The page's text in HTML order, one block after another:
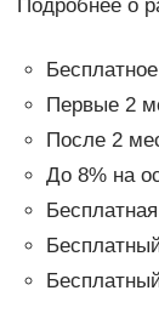
Подробнее о
Первые 2
После 2
До 8% на